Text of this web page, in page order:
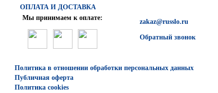
ОПЛАТА И ДОСТАВКА
zakaz@russlo.ru
Обратный звонок
Мы принимаем к оплате:
Политика в отношении обработки персональных данных
Публичная оферта
Политика cookies